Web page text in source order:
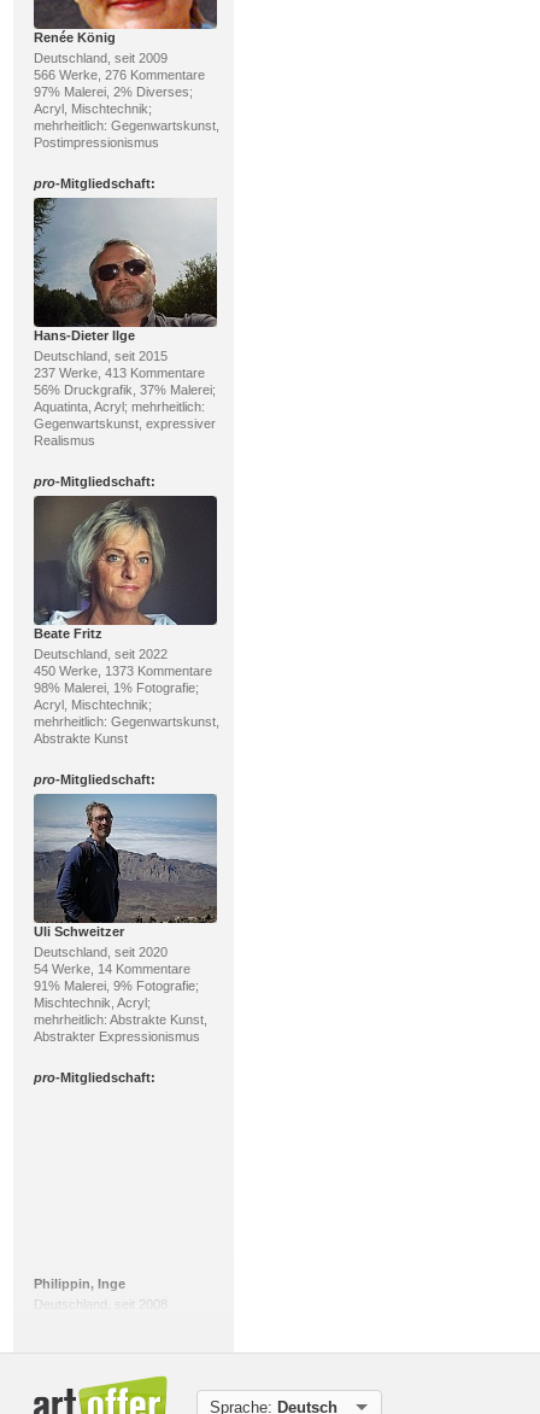
Renée König
Deutschland, seit 2009
566 Werke, 276 Kommentare
97% Malerei, 2% Diverses;
Acryl, Mischtechnik;
mehrheitlich: Gegenwartskunst,
Postimpressionismus
pro-Mitgliedschaft:
Hans-Dieter Ilge
Deutschland, seit 2015
237 Werke, 413 Kommentare
56% Druckgrafik, 37% Malerei;
Aquatinta, Acryl; mehrheitlich:
Gegenwartskunst, expressiver
Realismus
pro-Mitgliedschaft:
Beate Fritz
Deutschland, seit 2022
450 Werke, 1373 Kommentare
98% Malerei, 1% Fotografie;
Acryl, Mischtechnik;
mehrheitlich: Gegenwartskunst,
Abstrakte Kunst
pro-Mitgliedschaft:
Uli Schweitzer
Deutschland, seit 2020
54 Werke, 14 Kommentare
91% Malerei, 9% Fotografie;
Mischtechnik, Acryl;
mehrheitlich: Abstrakte Kunst,
Abstrakter Expressionismus
pro-Mitgliedschaft:
Philippin, Inge
Deutschland, seit 2008
Abstrakter Expressionismus
Sprache: Deutsch